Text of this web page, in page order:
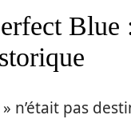
» n’était pas